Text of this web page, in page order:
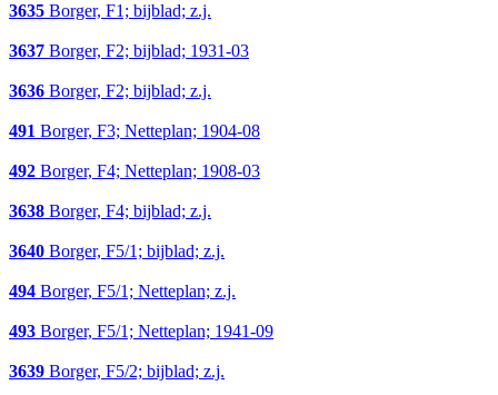
3635 Borger, F1; bijblad; z.j.
3637 Borger, F2; bijblad; 1931-03
3636 Borger, F2; bijblad; z.j.
491 Borger, F3; Netteplan; 1904-08
492 Borger, F4; Netteplan; 1908-03
3638 Borger, F4; bijblad; z.j.
3640 Borger, F5/1; bijblad; z.j.
494 Borger, F5/1; Netteplan; z.j.
493 Borger, F5/1; Netteplan; 1941-09
3639 Borger, F5/2; bijblad; z.j.